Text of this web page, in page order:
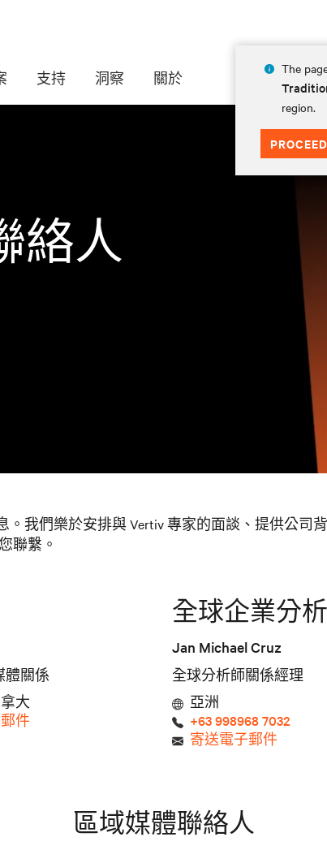
The
region.
PROCEED
支持 洞察 關於
絡人
我們樂於安排與 Vertiv 專家的面談、提供公
聯繫。
體關係
大
件
全球企業分
Jan Michael Cruz
全球分析師關係經理
亞洲
+63 998968 7032
寄送電子郵件
區域媒體聯絡人